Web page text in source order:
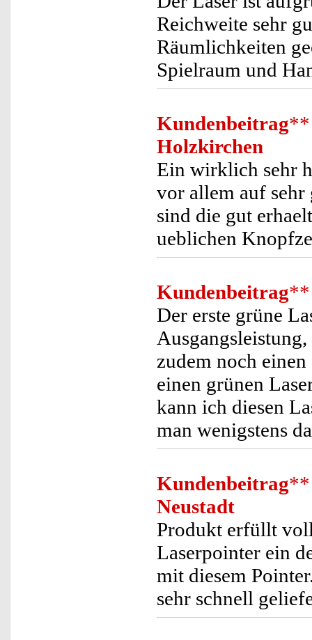
Reichweite sehr
Räumlichkeiten
Spielraum und
Kundenbeitrag**
Holzkirchen
Ein wirklich sehr
vor allem auf sehr
sind die gut
ueblichen
Kundenbeitrag**
Der erste grüne
zudem noch einen
einen grünen
kann ich diesen
man wenigstens
Kundenbeitrag**
Neustadt
Produkt erfüllt
Laserpointer ein
mit diesem
sehr schnell